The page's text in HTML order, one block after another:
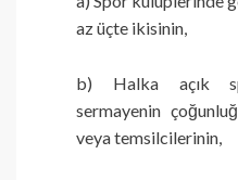
az üçte ikisinin,
b) Halka açık
sermayenin
veya temsilcilerinin,